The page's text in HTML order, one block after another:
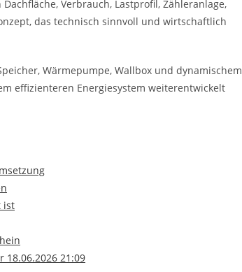
Verbrauch, Lastprofil, Zähleranlage,
das technisch sinnvoll und wirtschaftlich
Wärmepumpe, Wallbox und dynamischem
effizienteren Energiesystem weiterentwickelt
ist
21:09